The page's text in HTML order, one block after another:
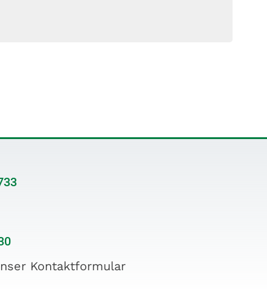
Kontaktformular